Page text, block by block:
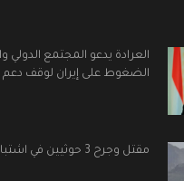
العرادة يدعو المجتمع
الضغوط على إيران لوقف دعم
مقتل وجرح 3 حوثيين في اشتباكات غرب تعز